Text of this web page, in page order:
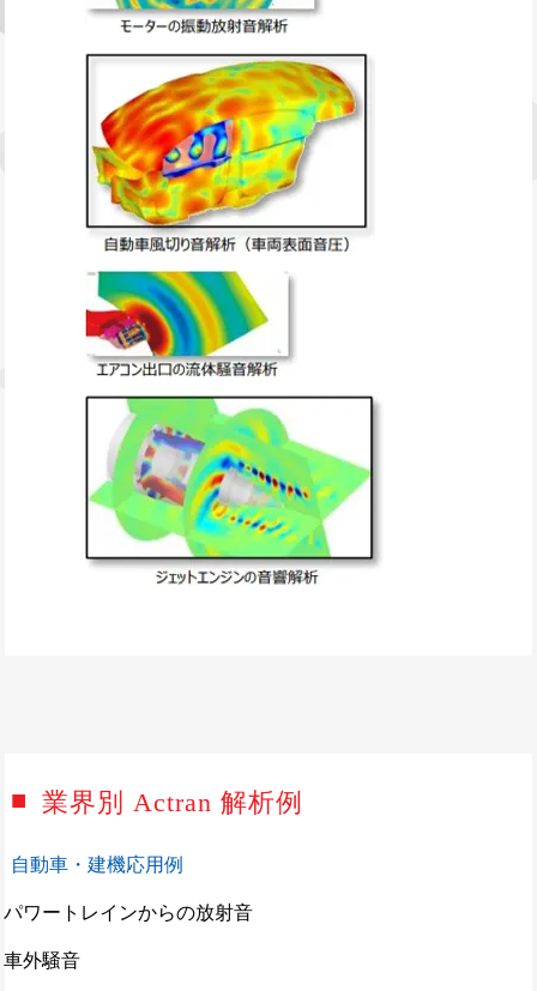
業界別 Actran 解析例
自動車・建機応用例
パワートレインからの放射音
車外騒音